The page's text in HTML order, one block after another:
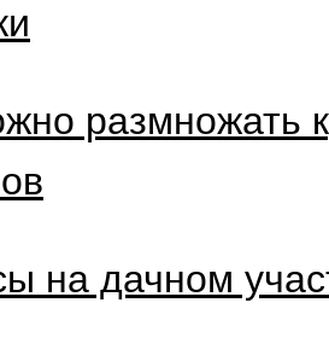
размножать
на дачном